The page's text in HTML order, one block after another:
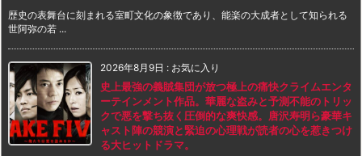
歴史の表舞台に刻まれる室町文化の象徴であり、能楽の大成者として知られる
世阿弥の若 ...
2026年8月9日 : お気に入り
史上最強の義賊集団が放つ極上の痛快クライムエンタ
ーテインメント作品。華麗な盗みと予測不能のトリッ
クで悪を撃ち抜く圧倒的な爽快感。唐沢寿明ら豪華キ
ャスト陣の競演と緊迫の心理戦が読者の心を惹きつけ
る大ヒットドラマ。